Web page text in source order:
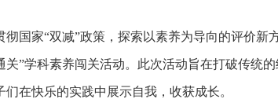
彻国家“双减”政策，探索以素养为导向的评价
关”学科素养闯关活动。此次活动旨在打破传统
们在快乐的实践中展示自我，收获成长。